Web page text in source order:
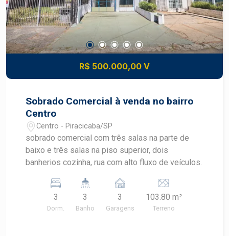
R$ 500.000,00 V
Sobrado Comercial à venda no bairro
Centro
Centro - Piracicaba/SP
sobrado comercial com três salas na parte de
baixo e três salas na piso superior, dois
banherios cozinha, rua com alto fluxo de veículos.
3
Dorm.
3
Banho
3
Garagens
103.80 m²
Terreno